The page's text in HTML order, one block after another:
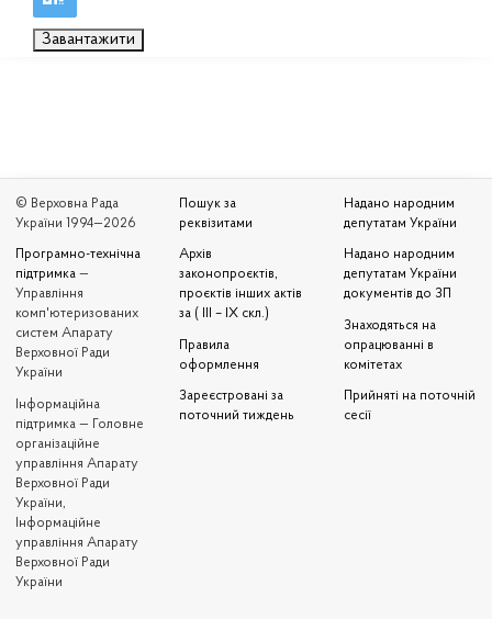
Завантажити
© Верховна Рада
України 1994—2026
Програмно-технічна
підтримка —
Управління
комп'ютеризованих
систем Апарату
Верховної Ради
України
Iнформаційна
підтримка — Головне
організаційне
управління Апарату
Верховної Ради
України,
Інформаційне
управління Апарату
Верховної Ради
України
Пошук за
реквізитами
Архів
законопроєктів,
проєктів інших актів
за ( III – IX скл.)
Правила
оформлення
Зареєстровані за
поточний тиждень
Надано народним
депутатам України
Надано народним
депутатам України
документів до ЗП
Знаходяться на
опрацюванні в
комітетах
Прийняті на поточній
сесії